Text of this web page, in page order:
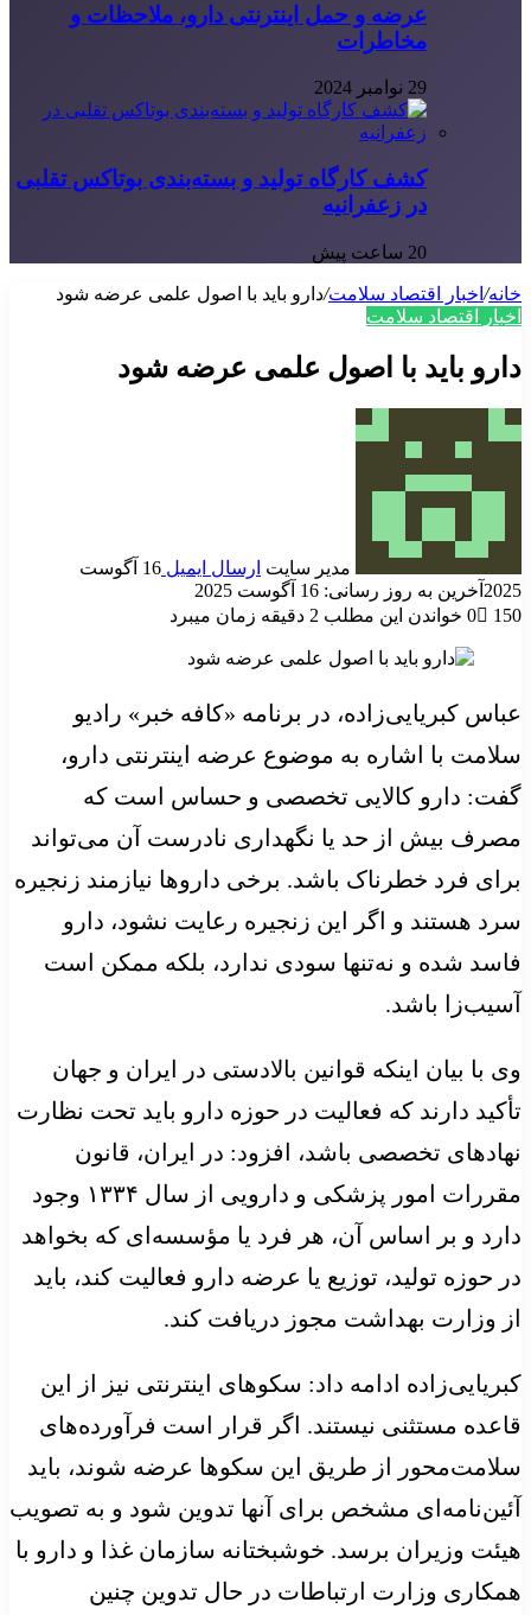
عرضه و حمل اینترنتی دارو، ملاحظات و
مخاطرات
29 نوامبر 2024
کشف کارگاه تولید و بسته‌بندی بوتاکس تقلبی
در زعفرانیه
20 ساعت پیش
خانه/ اخبار اقتصاد سلامت/دارو باید با اصول علمی عرضه شود
اخبار اقتصاد سلامت
دارو باید با اصول علمی عرضه شود
مدیر سایت ارسال ایمیل
16 آگوست
2025 آخرین به روز رسانی: 16 آگوست 2025
0
150 خواندن این مطلب 2 دقیقه زمان میبرد
عباس کبریایی‌زاده، در برنامه «کافه خبر» رادیو
سلامت با اشاره به موضوع عرضه اینترنتی دارو،
گفت: دارو کالایی تخصصی و حساس است که
مصرف بیش از حد یا نگهداری نادرست آن می‌تواند
برای فرد خطرناک باشد. برخی داروها نیازمند زنجیره
سرد هستند و اگر این زنجیره رعایت نشود، دارو
فاسد شده و نه‌تنها سودی ندارد، بلکه ممکن است
آسیب‌زا باشد.
وی با بیان اینکه قوانین بالادستی در ایران و جهان
تأکید دارند که فعالیت در حوزه دارو باید تحت نظارت
نهادهای تخصصی باشد، افزود: در ایران، قانون
مقررات امور پزشکی و دارویی از سال ۱۳۳۴ وجود
دارد و بر اساس آن، هر فرد یا مؤسسه‌ای که بخواهد
در حوزه تولید، توزیع یا عرضه دارو فعالیت کند، باید
از وزارت بهداشت مجوز دریافت کند.
کبریایی‌زاده ادامه داد: سکوهای اینترنتی نیز از این
قاعده مستثنی نیستند. اگر قرار است فرآورده‌های
سلامت‌محور از طریق این سکوها عرضه شوند، باید
آئین‌نامه‌ای مشخص برای آنها تدوین شود و به تصویب
هیئت وزیران برسد. خوشبختانه سازمان غذا و دارو با
همکاری وزارت ارتباطات در حال تدوین چنین